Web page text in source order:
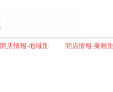
開店情報-地域別 開店情報-業種